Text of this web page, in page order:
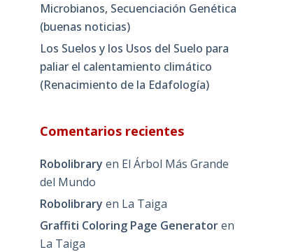
Microbianos, Secuenciación Genética
(buenas noticias)
Los Suelos y los Usos del Suelo para
paliar el calentamiento climático
(Renacimiento de la Edafología)
Comentarios recientes
Robolibrary en El Árbol Más Grande
del Mundo
Robolibrary en La Taiga
Graffiti Coloring Page Generatoren
La Taiga